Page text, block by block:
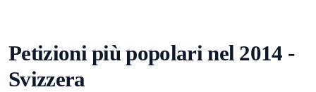
Petizioni più popolari nel 2014 -
Svizzera